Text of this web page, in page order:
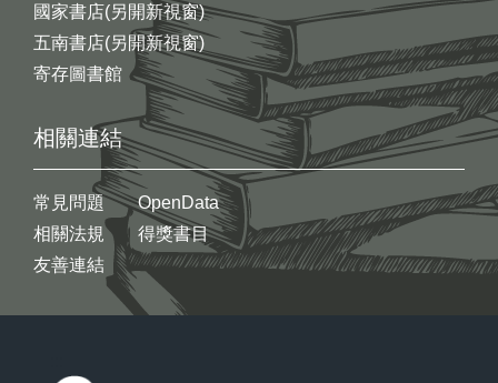
國家書店(另開新視窗)
五南書店(另開新視窗)
寄存圖書館
相關連結
常見問題
相關法規
友善連結
OpenData
得獎書目